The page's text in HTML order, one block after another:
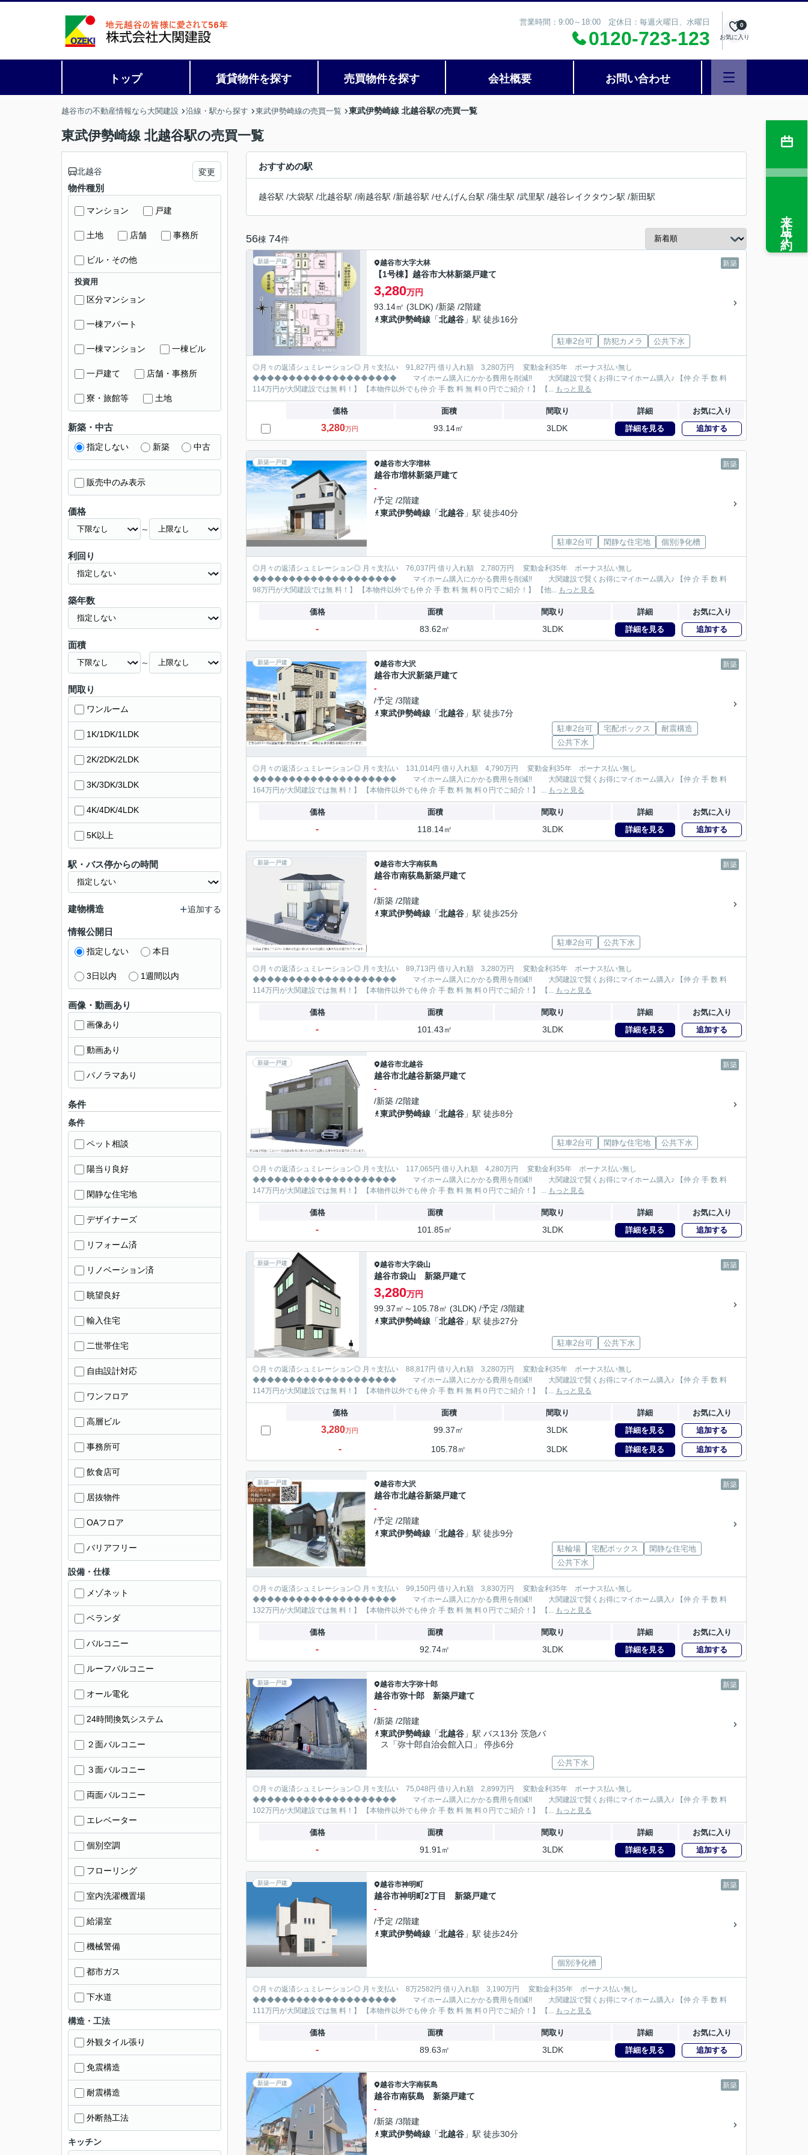
営業時間：9:00～18:00 定休日：毎週火曜日、水曜日
0120-723-123 お気に入り
0
トップ 賃貸物件を探す 売買物件を探す 会社概要 お問い合わせ
越谷市の不動産情報なら大関建設 沿線・駅から探す 東武伊勢崎線の売買一覧 東武伊勢崎線 北越谷駅の売買一覧
東武伊勢崎線 北越谷駅の売買一覧
おすすめの駅
越谷駅 /大袋駅 /北越谷駅 /南越谷駅 /新越谷駅 /せんげん台駅 /蒲生駅 /武里駅 /越谷レイクタウン駅 /新田駅
56棟 74件
新築一戸建 新築
越谷市大字大林
【1号棟】越谷市大林新築戸建て
3,280万円
93.14㎡ (3LDK) /新築 /2階建
東武伊勢崎線 「北越谷 」駅 徒歩16分
駐車2台可 防犯カメラ 公共下水
◎月々の返済シュミレーション◎ 月々支払い 91,827円 借り入れ額 3,280万円 変動金利35年 ボーナス払い無し
◆◆◆◆◆◆◆◆◆◆◆◆◆◆◆◆◆◆◆◆ マイホーム購入にかかる費用を削減!! 大関建設で賢くお得にマイホーム購入♪ 【仲 介 手 数 料
114万円が大関建設では無 料！】 【本物件以外でも仲 介 手 数 料 無 料０円でご紹介！】 【... もっと見る
価格 面積 間取り 詳細 お気に入り
3,280万円 93.14㎡ 3LDK 詳細を見る 追加する
新築一戸建 新築
越谷市大字増林
越谷市増林新築戸建て
-
/予定 /2階建
東武伊勢崎線 「北越谷 」駅 徒歩40分
駐車2台可 閑静な住宅地 個別浄化槽
◎月々の返済シュミレーション◎ 月々支払い 76,037円 借り入れ額 2,780万円 変動金利35年 ボーナス払い無し
◆◆◆◆◆◆◆◆◆◆◆◆◆◆◆◆◆◆◆◆ マイホーム購入にかかる費用を削減!! 大関建設で賢くお得にマイホーム購入♪ 【仲 介 手 数 料
98万円が大関建設では無 料！】 【本物件以外でも仲 介 手 数 料 無 料０円でご紹介！】 【他... もっと見る
価格 面積 間取り 詳細 お気に入り
- 83.62㎡ 3LDK 詳細を見る 追加する
新築一戸建 新築
越谷市大沢
越谷市大沢新築戸建て
-
/予定 /3階建
東武伊勢崎線 「北越谷 」駅 徒歩7分
駐車2台可 宅配ボックス
耐震構造
公共下水
◎月々の返済シュミレーション◎ 月々支払い 131,014円 借り入れ額 4,790万円 変動金利35年 ボーナス払い無し
◆◆◆◆◆◆◆◆◆◆◆◆◆◆◆◆◆◆◆◆ マイホーム購入にかかる費用を削減!! 大関建設で賢くお得にマイホーム購入♪ 【仲 介 手 数 料
164万円が大関建設では無 料！】 【本物件以外でも仲 介 手 数 料 無 料０円でご紹介！】 ... もっと見る
価格 面積 間取り 詳細 お気に入り
- 118.14㎡ 3LDK 詳細を見る 追加する
新築一戸建 新築
越谷市大字南荻島
越谷市南荻島新築戸建て
-
/新築 /2階建
東武伊勢崎線 「北越谷 」駅 徒歩25分
駐車2台可 公共下水
◎月々の返済シュミレーション◎ 月々支払い 89,713円 借り入れ額 3,280万円 変動金利35年 ボーナス払い無し
◆◆◆◆◆◆◆◆◆◆◆◆◆◆◆◆◆◆◆◆ マイホーム購入にかかる費用を削減!! 大関建設で賢くお得にマイホーム購入♪ 【仲 介 手 数 料
114万円が大関建設では無 料！】 【本物件以外でも仲 介 手 数 料 無 料０円でご紹介！】 【... もっと見る
価格 面積 間取り 詳細 お気に入り
- 101.43㎡ 3LDK 詳細を見る 追加する
新築一戸建 新築
越谷市北越谷
越谷市北越谷新築戸建て
-
/新築 /2階建
東武伊勢崎線 「北越谷 」駅 徒歩8分
駐車2台可 閑静な住宅地 公共下水
◎月々の返済シュミレーション◎ 月々支払い 117,065円 借り入れ額 4,280万円 変動金利35年 ボーナス払い無し
◆◆◆◆◆◆◆◆◆◆◆◆◆◆◆◆◆◆◆◆ マイホーム購入にかかる費用を削減!! 大関建設で賢くお得にマイホーム購入♪ 【仲 介 手 数 料
147万円が大関建設では無 料！】 【本物件以外でも仲 介 手 数 料 無 料０円でご紹介！】 ... もっと見る
価格 面積 間取り 詳細 お気に入り
- 101.85㎡ 3LDK 詳細を見る 追加する
新築一戸建 新築
越谷市大字袋山
越谷市袋山 新築戸建て
3,280万円
99.37㎡～105.78㎡ (3LDK) /予定 /3階建
東武伊勢崎線 「北越谷 」駅 徒歩27分
駐車2台可 公共下水
◎月々の返済シュミレーション◎ 月々支払い 88,817円 借り入れ額 3,280万円 変動金利35年 ボーナス払い無し
◆◆◆◆◆◆◆◆◆◆◆◆◆◆◆◆◆◆◆◆ マイホーム購入にかかる費用を削減!! 大関建設で賢くお得にマイホーム購入♪ 【仲 介 手 数 料
114万円が大関建設では無 料！】 【本物件以外でも仲 介 手 数 料 無 料０円でご紹介！】 【... もっと見る
価格 面積 間取り 詳細 お気に入り
3,280万円 99.37㎡ 3LDK 詳細を見る 追加する
- 105.78㎡ 3LDK 詳細を見る 追加する
新築一戸建 新築
越谷市大沢
越谷市北越谷新築戸建て
-
/予定 /2階建
東武伊勢崎線 「北越谷 」駅 徒歩9分
駐輪場 宅配ボックス
閑静な住宅地
公共下水
◎月々の返済シュミレーション◎ 月々支払い 99,150円 借り入れ額 3,830万円 変動金利35年 ボーナス払い無し
◆◆◆◆◆◆◆◆◆◆◆◆◆◆◆◆◆◆◆◆ マイホーム購入にかかる費用を削減!! 大関建設で賢くお得にマイホーム購入♪ 【仲 介 手 数 料
132万円が大関建設では無 料！】 【本物件以外でも仲 介 手 数 料 無 料０円でご紹介！】 【... もっと見る
価格 面積 間取り 詳細 お気に入り
- 92.74㎡ 3LDK 詳細を見る 追加する
新築一戸建 新築
越谷市大字弥十郎
越谷市弥十郎 新築戸建て
-
/新築 /2階建
東武伊勢崎線 「北越谷 」駅 バス13分 茨急バ
ス「弥十郎自治会館入口」 停歩6分
公共下水
◎月々の返済シュミレーション◎ 月々支払い 75,048円 借り入れ額 2,899万円 変動金利35年 ボーナス払い無し
◆◆◆◆◆◆◆◆◆◆◆◆◆◆◆◆◆◆◆◆ マイホーム購入にかかる費用を削減!! 大関建設で賢くお得にマイホーム購入♪ 【仲 介 手 数 料
102万円が大関建設では無 料！】 【本物件以外でも仲 介 手 数 料 無 料０円でご紹介！】 【... もっと見る
価格 面積 間取り 詳細 お気に入り
- 91.91㎡ 3LDK 詳細を見る 追加する
新築一戸建 新築
越谷市神明町
越谷市神明町2丁目 新築戸建て
-
/予定 /2階建
東武伊勢崎線 「北越谷 」駅 徒歩24分
個別浄化槽
◎月々の返済シュミレーション◎ 月々支払い 8万2582円 借り入れ額 3,190万円 変動金利35年 ボーナス払い無し
◆◆◆◆◆◆◆◆◆◆◆◆◆◆◆◆◆◆◆◆ マイホーム購入にかかる費用を削減!! 大関建設で賢くお得にマイホーム購入♪ 【仲 介 手 数 料
111万円が大関建設では無 料！】 【本物件以外でも仲 介 手 数 料 無 料０円でご紹介！】 【... もっと見る
価格 面積 間取り 詳細 お気に入り
- 89.63㎡ 3LDK 詳細を見る 追加する
新築一戸建 新築
越谷市大字南荻島
越谷市南荻島 新築戸建て
-
/新築 /3階建
東武伊勢崎線 「北越谷 」駅 徒歩30分
北越谷 変更
物件種別
マンション 戸建
土地 店舗 事務所
ビル・その他
投資用
区分マンション
一棟アパート
一棟マンション 一棟ビル
一戸建て 店舗・事務所
寮・旅館等 土地
新築・中古
指定しない 新築 中古
販売中のみ表示
価格
～
利回り
築年数
面積
～
間取り
ワンルーム
1K/1DK/1LDK
2K/2DK/2LDK
3K/3DK/3LDK
4K/4DK/4LDK
5K以上
駅・バス停からの時間
建物構造 追加する
情報公開日
指定しない 本日
3日以内 1週間以内
画像・動画あり
画像あり
動画あり
パノラマあり
条件
条件
ペット相談
陽当り良好
閑静な住宅地
デザイナーズ
リフォーム済
リノベーション済
眺望良好
輸入住宅
二世帯住宅
自由設計対応
ワンフロア
高層ビル
事務所可
飲食店可
居抜物件
OAフロア
バリアフリー
設備・仕様
メゾネット
ベランダ
バルコニー
ルーフバルコニー
オール電化
24時間換気システム
２面バルコニー
３面バルコニー
両面バルコニー
エレベーター
個別空調
フローリング
室内洗濯機置場
給湯室
機械警備
都市ガス
下水道
構造・工法
外観タイル張り
免震構造
耐震構造
外断熱工法
キッチン
来店予約